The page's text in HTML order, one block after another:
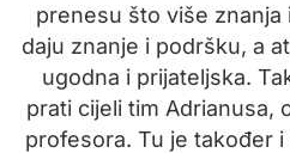
prenesu što više znanja
daju znanje i podršku, a
ugodna i prijateljska.
prati cijeli tim Adrianusa,
profesora. Tu je također